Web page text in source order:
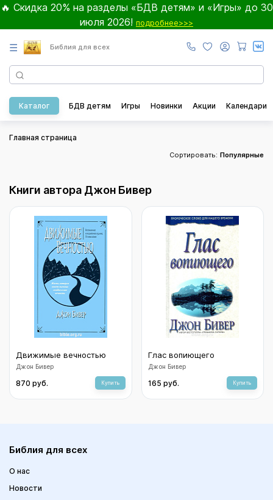
🔥 Скидка 20% на разделы «БДВ детям» и «Игры» до 30
июля 2026! подробнее>>>
☰ Библия для всех
Каталог БДВ детям Игры Новинки Акции Календари
Главная страница
Сортировать: Популярные
Книги автора Джон Бивер
Движимые вечностью
Джон Бивер
870 руб. Купить
Глас вопиющего
Джон Бивер
165 руб. Купить
Библия для всех
О нас
Новости